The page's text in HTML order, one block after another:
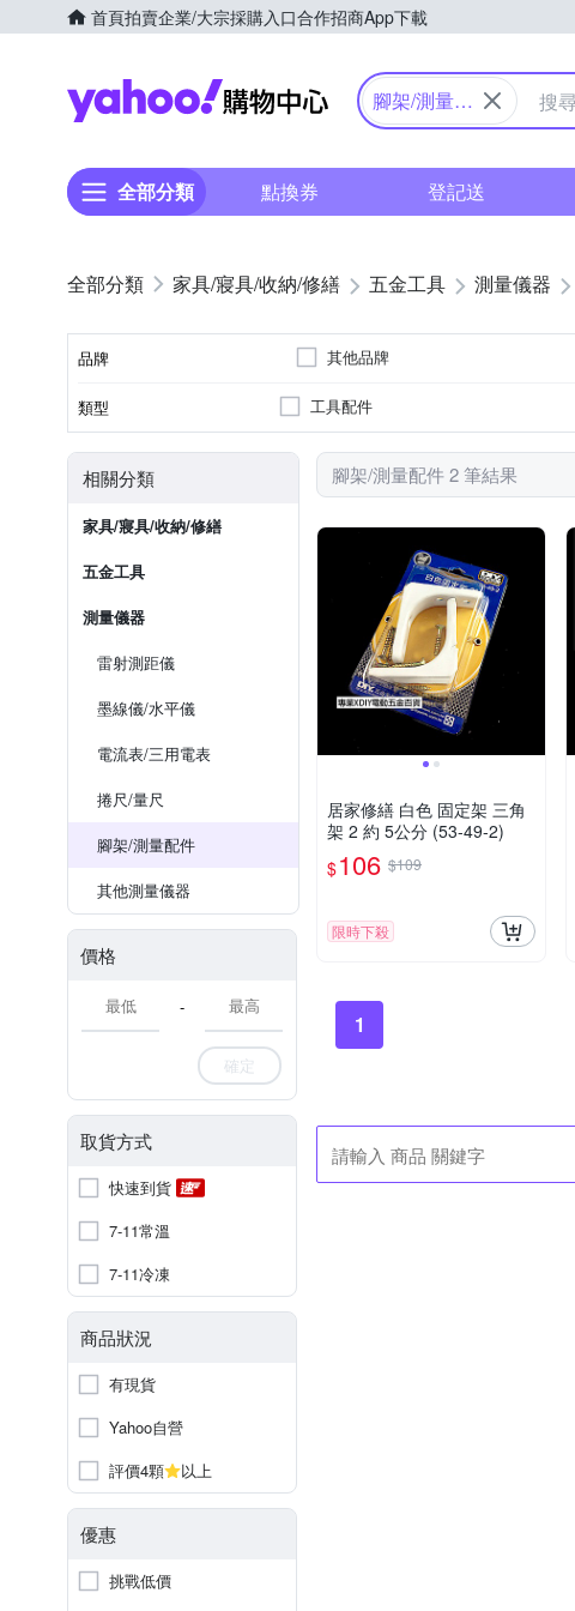
首頁拍賣企業/大宗採購入口合作招商App下載
Yahoo購物中心
腳架/測量配
全部分類 點換券 登記送
家具/寢具/收納/修繕 五金工具 測量儀器
品牌 其他品牌
類型 工具配件
相關分類
家具/寢具/收納/修繕
五金工具
測量儀器
雷射測距儀
墨線儀/水平儀
電流表/三用電表
捲尺/量尺
腳架/測量配件
其他測量儀器
價格
-
確定
取貨方式
快速到貨
7-11常溫
7-11冷凍
商品狀況
有現貨
Yahoo自營
評價4顆
以上
優惠
挑戰低價
腳架/測量配件 2 筆結果
居家修繕 白色 固定架 三角
架 2 約 5公分 (53-49-2)
$106 $109
限時下殺
1